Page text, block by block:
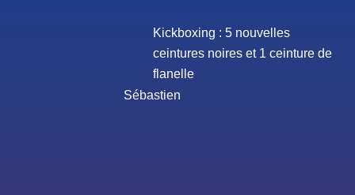
Kickboxing : 5 nouvelles
ceintures noires et 1 ceinture de
flanelle
Sébastien